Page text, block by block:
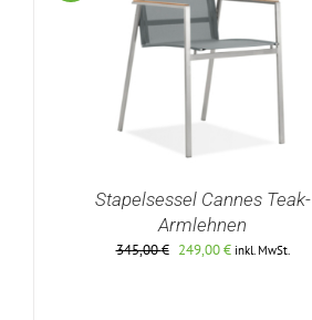
Stapelsessel Cannes Teak-
Armlehnen
345,00€ Ursprünglicher
249,00€Aktueller
inkl. MwSt.